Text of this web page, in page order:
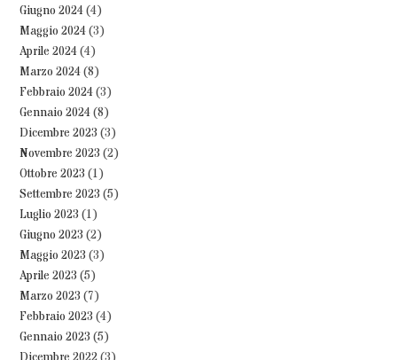
Giugno 2024(4)
Maggio 2024(3)
Aprile 2024(4)
Marzo 2024(8)
Febbraio 2024(3)
Gennaio 2024(8)
Dicembre 2023 (3)
Novembre 2023 (2)
Ottobre 2023 (1)
Settembre 2023 (5)
Luglio 2023 (1)
Giugno 2023 (2)
Maggio 2023 (3)
Aprile 2023 (5)
Marzo 2023 (7)
Febbraio 2023 (4)
Gennaio 2023 (5)